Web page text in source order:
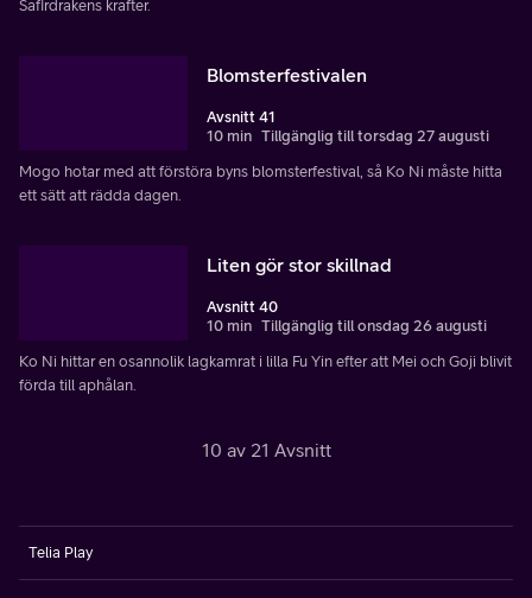
Safirdrakens krafter.
Blomsterfestivalen
Avsnitt 41
10 min Tillgänglig till torsdag 27 augusti
Mogo hotar med att förstöra byns blomsterfestival, så Ko Ni måste hitta
ett sätt att rädda dagen.
Liten gör stor skillnad
Avsnitt 40
10 min Tillgänglig till onsdag 26 augusti
Ko Ni hittar en osannolik lagkamrat i lilla Fu Yin efter att Mei och Goji blivit
förda till aphålan.
10 av 21 Avsnitt
Telia Play